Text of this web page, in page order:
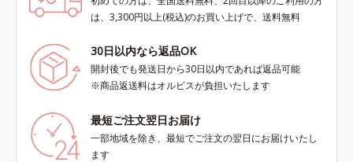
は、3,300円以上(税込)のお買い上げで、送料無料
30日以内なら返品OK
開封後でも発送日から30日以内であれば返品可能
※商品返送料はオルビスが負担いたします
最短ご注文翌日お届け
一部地域を除き、最短でご注文の翌日にお届けいたし
ます